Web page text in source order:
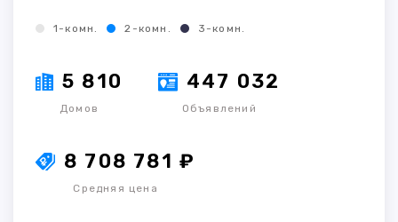
1-комн. 2-комн. 3-комн.
5 810
Домов
447 032
Объявлений
8 708 781 ₽
Средняя цена